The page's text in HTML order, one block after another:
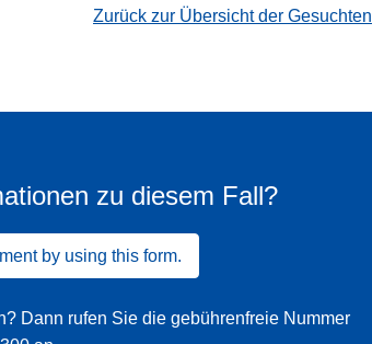
Zurück zur Übersicht der Gesuchten
zu diesem Fall?
by using this form.
Dann rufen Sie die gebührenfreie Nummer